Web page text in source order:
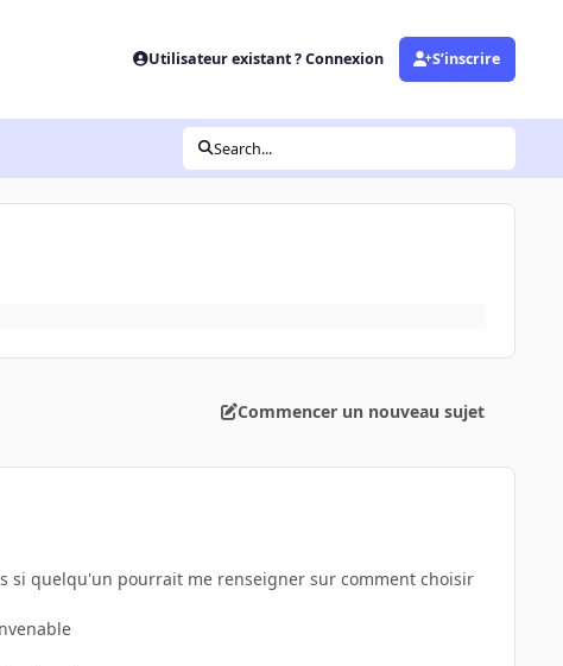
Utilisateur existant ? Connexion S’inscrire
Search...
Commencer un nouveau sujet
si quelqu'un pourrait me renseigner sur comment choisir